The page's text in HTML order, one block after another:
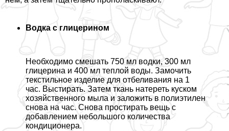
Водка с глицерином
Необходимо смешать 750 мл водки, 300 мл
глицерина и 400 мл теплой воды. Замочить
текстильное изделие для отбеливания на 1
час. Выстирать. Затем ткань натереть куском
хозяйственного мыла и заложить в полиэтилен
снова на час. Снова простирать вещь с
добавлением небольшого количества
кондиционера.